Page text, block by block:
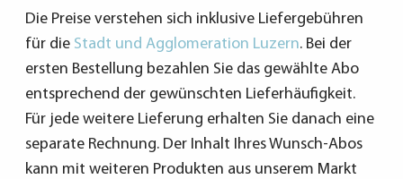
Die Preise verstehen sich inklusive Liefergebühren
für die Stadt und Agglomeration Luzern. Bei der
ersten Bestellung bezahlen Sie das gewählte Abo
entsprechend der gewünschten Lieferhäufigkeit.
Für jede weitere Lieferung erhalten Sie danach eine
separate Rechnung. Der Inhalt Ihres Wunsch-Abos
kann mit weiteren Produkten aus unserem Markt